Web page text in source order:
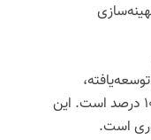
متوسط اتلاف شبکه انتقال بین ۷ تا ۱۰ درصد است. این
است.